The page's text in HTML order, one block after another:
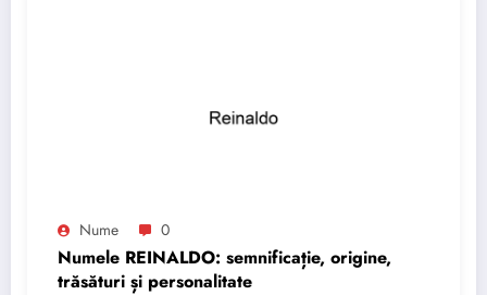
Nume 0
Numele REINALDO: semnificație, origine,
trăsături și personalitate